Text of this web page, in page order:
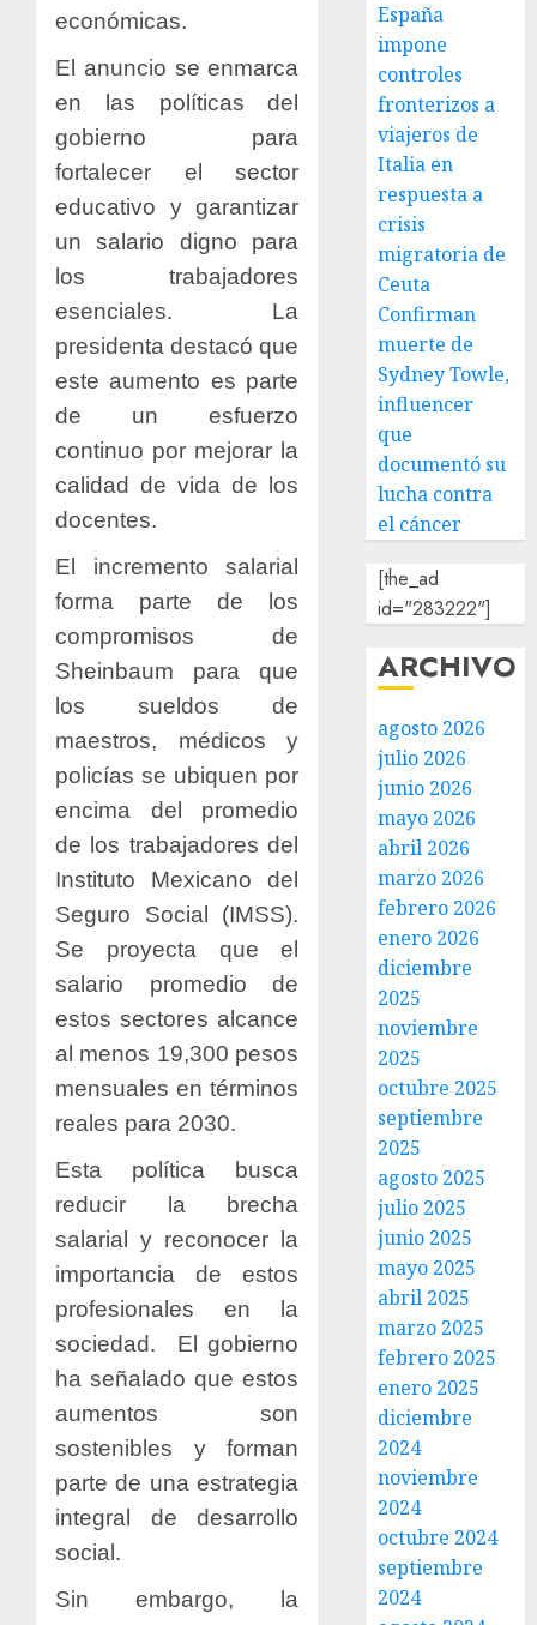
económicas.
El anuncio se enmarca
en las políticas del
gobierno para
fortalecer el sector
educativo y garantizar
un salario digno para
los trabajadores
esenciales.
La
presidenta destacó que
este aumento es parte
de un esfuerzo
continuo por mejorar la
calidad de vida de los
docentes.
El incremento salarial
forma parte de los
compromisos de
Sheinbaum para que
los sueldos de
maestros, médicos y
policías se ubiquen por
encima del promedio
de los trabajadores del
Instituto Mexicano del
Seguro Social (IMSS).
Se proyecta que el
salario promedio de
estos sectores alcance
al menos 19,300 pesos
mensuales en términos
reales para 2030.
Esta política busca
reducir la brecha
salarial y reconocer la
importancia de estos
profesionales en la
sociedad. El gobierno
ha señalado que estos
aumentos son
sostenibles y forman
parte de una estrategia
integral de desarrollo
social.
Sin embargo, la
España
impone
controles
fronterizos a
viajeros de
Italia en
respuesta a
crisis
migratoria de
Ceuta
Confirman
muerte de
Sydney Towle,
influencer
que
documentó su
lucha contra
el cáncer
[the_ad
id="283222"]
ARCHIVO
agosto 2026
julio 2026
junio 2026
mayo 2026
abril 2026
marzo 2026
febrero 2026
enero 2026
diciembre
2025
noviembre
2025
octubre 2025
septiembre
2025
agosto 2025
julio 2025
junio 2025
mayo 2025
abril 2025
marzo 2025
febrero 2025
enero 2025
diciembre
2024
noviembre
2024
octubre 2024
septiembre
2024